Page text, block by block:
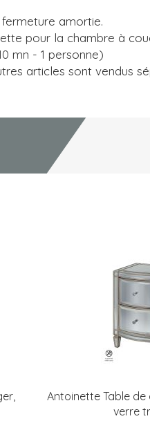
amortie.
pour la chambre à
mn - 1 personne)
articles sont vendus
Antoinette Table
verre